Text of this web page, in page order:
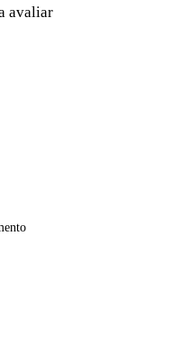
avaliar